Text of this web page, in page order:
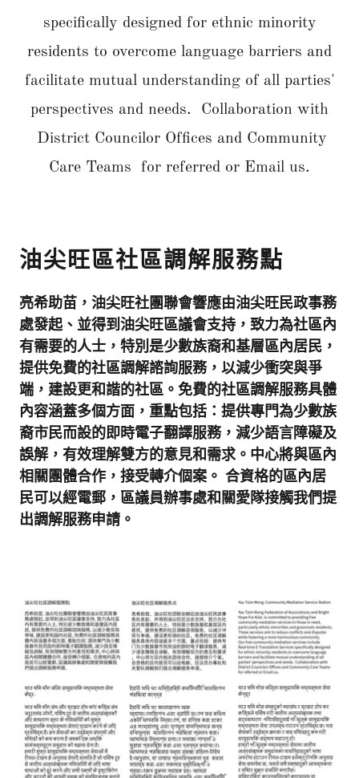
specifically designed for ethnic minority
residents to overcome language barriers and
facilitate mutual understanding of all parties'
perspectives and needs. Collaboration with
District Councilor Offices and Community
Care Teams for referred or Email us.
油尖旺區社區調解服務點
亮希助苗，油尖旺社團聯會響應由油尖旺民政事務
處發起、並得到油尖旺區議會支持，致力為社區內
有需要的人士，特別是少數族裔和基層區內居民，
提供免費的社區調解諮詢服務，以減少衝突與爭
端，建設更和諧的社區。免費的社區調解服務具體
內容涵蓋多個方面，重點包括：提供專門為少數族
裔市民而設的即時電子翻譯服務，減少語言障礙及
誤解，有效理解雙方的意見和需求。中心將與區內
相關團體合作，接受轉介個案。 合資格的區內居
民可以經電郵，區議員辦事處和關愛隊接觸我們提
出調解服務申請。